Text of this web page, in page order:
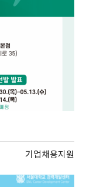
기업채용지원